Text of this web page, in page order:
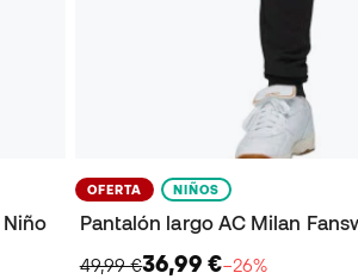
Niño
OFERTA NIÑOS
Pantalón largo AC Milan
49,99 €36,99 €−26%